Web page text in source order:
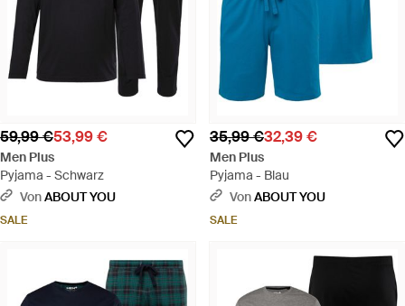
59,99 €53,99 €
Men Plus
Pyjama - Schwarz
VonABOUT YOU
SALE
35,99 €32,39 €
Men Plus
Pyjama - Blau
VonABOUT YOU
SALE